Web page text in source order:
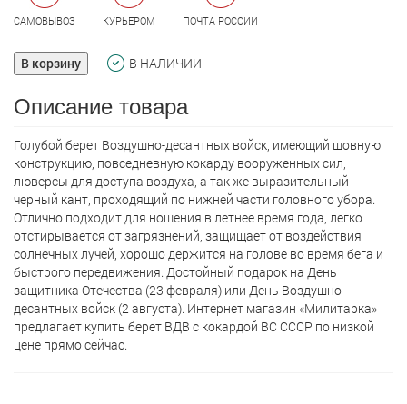
САМОВЫВОЗ КУРЬЕРОМ ПОЧТА РОССИИ
В корзину В НАЛИЧИИ
Описание товара
Голубой берет Воздушно-десантных войск, имеющий шовную
конструкцию, повседневную кокарду вооруженных сил,
люверсы для доступа воздуха, а так же выразительный
черный кант, проходящий по нижней части головного убора.
Отлично подходит для ношения в летнее время года, легко
отстирывается от загрязнений, защищает от воздействия
солнечных лучей, хорошо держится на голове во время бега и
быстрого передвижения. Достойный подарок на День
защитника Отечества (23 февраля) или День Воздушно-
десантных войск (2 августа). Интернет магазин «Милитарка»
предлагает кyпить берет ВДВ с кокардой ВС СССР по низкой
цене прямо сейчас.